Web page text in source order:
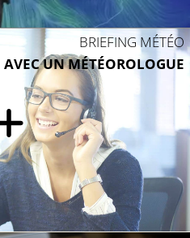
BRIEFING MÉTÉO
AVEC UN MÉTÉOROLOGUE